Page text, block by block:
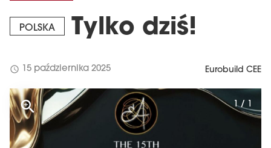
POLSKA Tylko dziś!
schedule 15 października 2025 Eurobuild CEE
1 / 1